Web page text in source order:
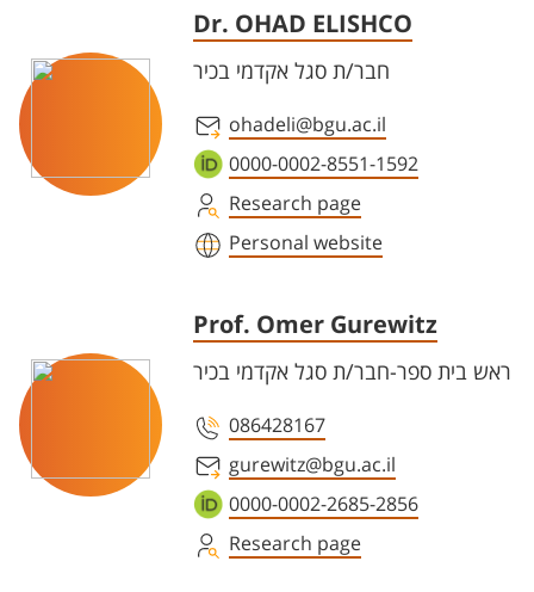
Dr. OHAD ELISHCO
חבר/ת סגל אקדמי בכיר
ohadeli@bgu.ac.il
0000-0002-8551-1592
Research page
Personal website
Prof. Omer Gurewitz
ראש בית ספר-חבר/ת סגל אקדמי בכיר
086428167
gurewitz@bgu.ac.il
0000-0002-2685-2856
Research page